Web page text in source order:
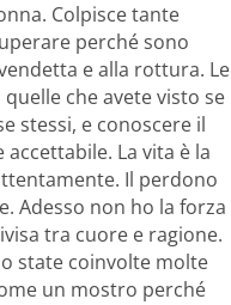
Colpisce tante
perché sono
e alla rottura. Le
che avete visto se
stessi, e conoscere il
La vita è la
Il perdono
Adesso non ho la forza
tra cuore e ragione.
state coinvolte molte
un mostro perché